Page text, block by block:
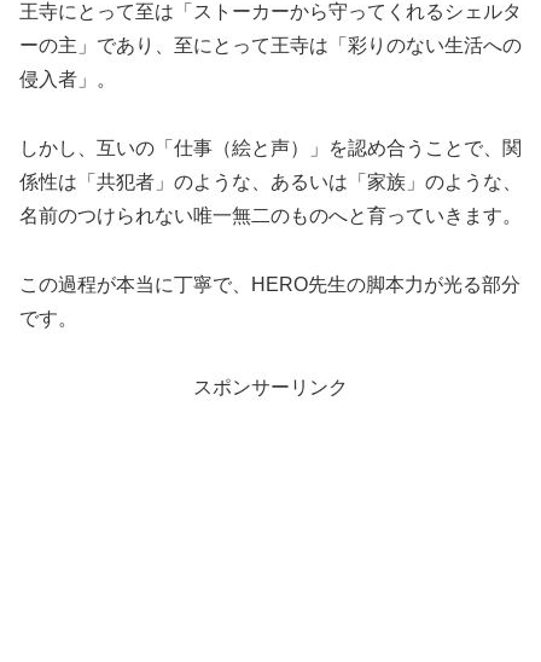
王寺にとって至は「ストーカーから守ってくれるシェルタ
ーの主」であり、至にとって王寺は「彩りのない生活への
侵入者」。
しかし、互いの「仕事（絵と声）」を認め合うことで、関
係性は「共犯者」のような、あるいは「家族」のような、
名前のつけられない唯一無二のものへと育っていきます。
この過程が本当に丁寧で、HERO先生の脚本力が光る部分
です。
スポンサーリンク